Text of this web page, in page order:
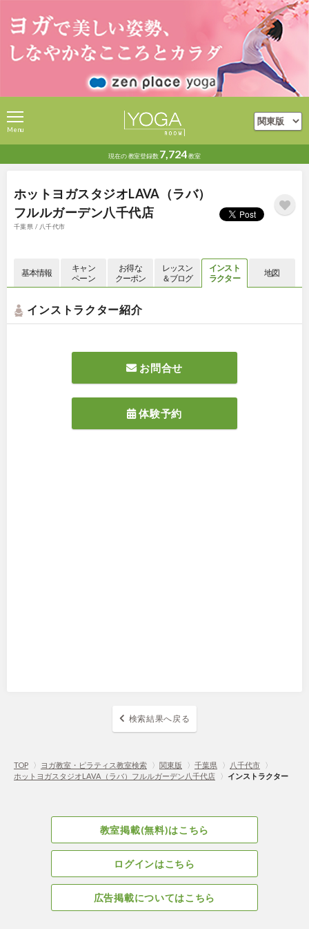
現在の教室登録数 7,724教室
Menu
ホットヨガスタジオLAVA（ラバ）
フルルガーデン八千代店
千葉県 / 八千代市
基本情報
キャン
ペーン
お得な
クーポン
レッスン
＆ブログ
インスト
ラクター
地図
インストラクター紹介
お問合せ
体験予約
検索結果へ戻る
TOP 〉 ヨガ教室・ピラティス教室検索 〉 関東版 〉 千葉県 〉 八千代市
〉
ホットヨガスタジオLAVA（ラバ）フルルガーデン八千代店
〉 インストラクター
教室掲載(無料)はこちら
ログインはこちら
広告掲載についてはこちら